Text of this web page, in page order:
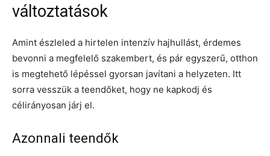
változtatások
Amint észleled a hirtelen intenzív hajhullást, érdemes
bevonni a megfelelő szakembert, és pár egyszerű, otthon
is megtehető lépéssel gyorsan javítani a helyzeten. Itt
sorra vesszük a teendőket, hogy ne kapkodj és
célirányosan járj el.
Azonnali teendők